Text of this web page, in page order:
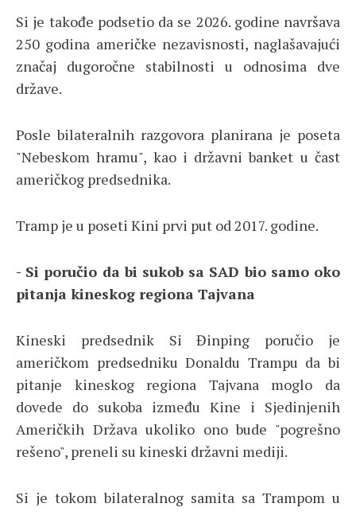
Si je takođe podsetio da se 2026. godine navršava
250 godina američke nezavisnosti, naglašavajući
značaj dugoročne stabilnosti u odnosima dve
države.
Posle bilateralnih razgovora planirana je poseta
"Nebeskom hramu", kao i državni banket u čast
američkog predsednika.
Tramp je u poseti Kini prvi put od 2017. godine.
- Si poručio da bi sukob sa SAD bio samo oko
pitanja kineskog regiona Tajvana
Kineski predsednik Si Đinping poručio je
američkom predsedniku Donaldu Trampu da bi
pitanje kineskog regiona Tajvana moglo da
dovede do sukoba između Kine i Sjedinjenih
Američkih Država ukoliko ono bude "pogrešno
rešeno", preneli su kineski državni mediji.
Si je tokom bilateralnog samita sa Trampom u